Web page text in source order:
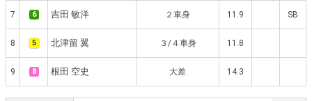
7 6 吉田 敏洋 ２車身 11.9 SB
8 5 北津留 翼 ３/４車身 11.8
9 8 根田 空史 大差 14.3